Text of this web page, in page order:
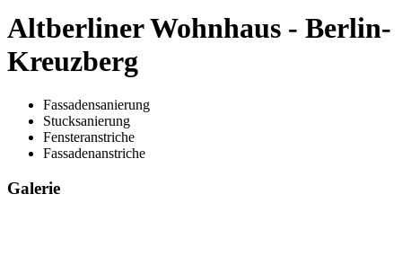
Altberliner Wohnhaus - Berlin-
Kreuzberg
Fassadensanierung
Stucksanierung
Fensteranstriche
Fassadenanstriche
Galerie